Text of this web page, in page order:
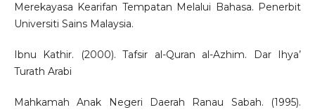
Merekayasa Kearifan Tempatan Melalui Bahasa. Penerbit
Universiti Sains Malaysia.
Ibnu Kathir. (2000). Tafsir al-Quran al-Azhim. Dar Ihya’
Turath Arabi
Mahkamah Anak Negeri Daerah Ranau Sabah. (1995).